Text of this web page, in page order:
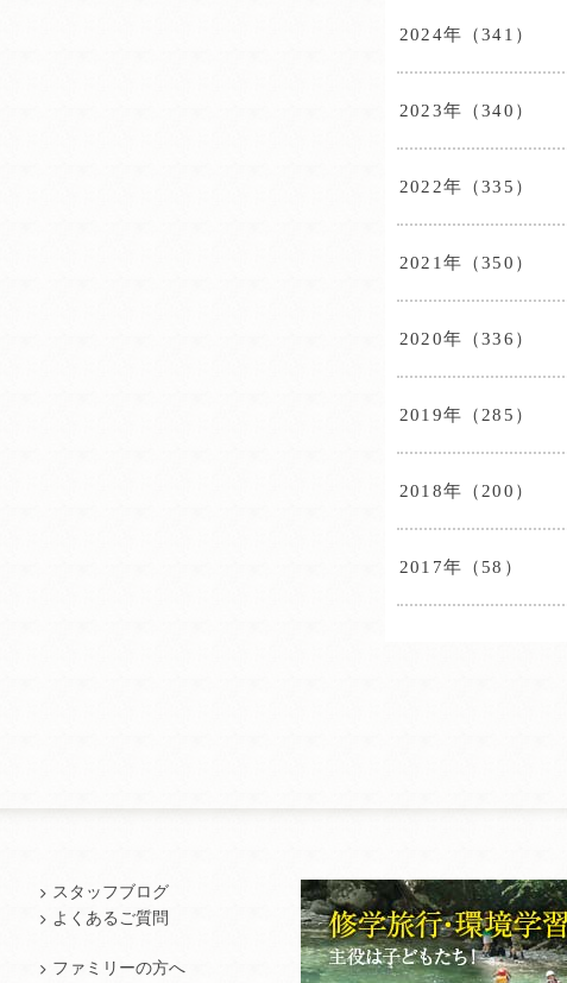
2024年（341）
2023年（340）
2022年（335）
2021年（350）
2020年（336）
2019年（285）
2018年（200）
2017年（58）
スタッフブログ
よくあるご質問
ファミリーの方へ